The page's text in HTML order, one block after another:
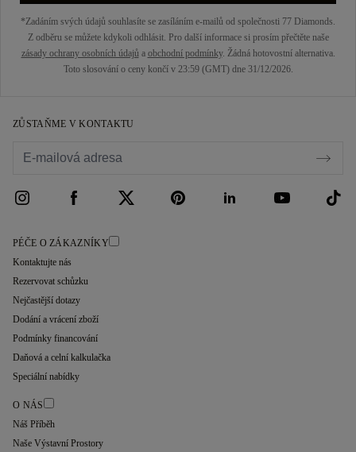
*Zadáním svých údajů souhlasíte se zasíláním e-mailů od společnosti 77 Diamonds.
Z odběru se můžete kdykoli odhlásit. Pro další informace si prosím přečtěte naše
zásady ochrany osobních údajůa obchodní podmínky. Žádná hotovostní alternativa.
Toto slosování o ceny končí v 23:59 (GMT) dne 31/12/2026.
ZŮSTAŇME V KONTAKTU
PÉČE O ZÁKAZNÍKY
Kontaktujte nás
Rezervovat schůzku
Nejčastější dotazy
Dodání a vrácení zboží
Podmínky financování
Daňová a celní kalkulačka
Speciální nabídky
O NÁS
Náš Příběh
Naše Výstavní Prostory